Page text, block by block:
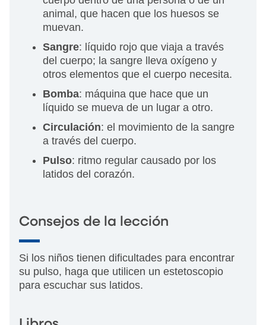
animal, que hacen que los huesos se
muevan.
Sangre: líquido rojo que viaja a través
del cuerpo; la sangre lleva oxígeno y
otros elementos que el cuerpo necesita.
Bomba: máquina que hace que un
líquido se mueva de un lugar a otro.
Circulación: el movimiento de la sangre
a través del cuerpo.
Pulso: ritmo regular causado por los
latidos del corazón.
Consejos de la lección
Si los niños tienen dificultades para encontrar
su pulso, haga que utilicen un estetoscopio
para escuchar sus latidos.